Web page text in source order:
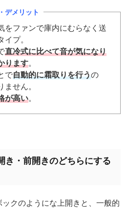
デメリット
をファンで庫内にむらなく送
プ。
直冷式に比べて音が気になり
ります。
で自動的に霜取りを行うの
せん。
が高い。
き・前開きのどちらにする
クのようにな上開きと、一般的